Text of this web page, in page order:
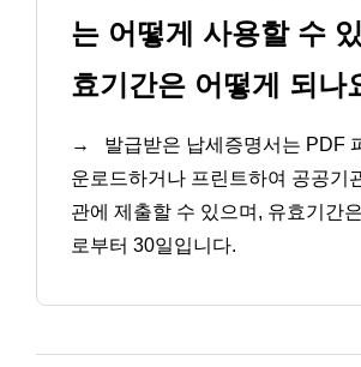
는 어떻게 사용할 수
효기간은 어떻게 되나
→
발급받은 납세증명서는 PDF
운로드하거나 프린트하여 공공기
관에 제출할 수 있으며, 유효기간
로부터 30일입니다.